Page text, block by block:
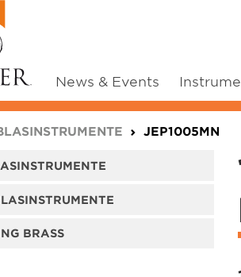
News & Events
JEP1005MN
BRASS